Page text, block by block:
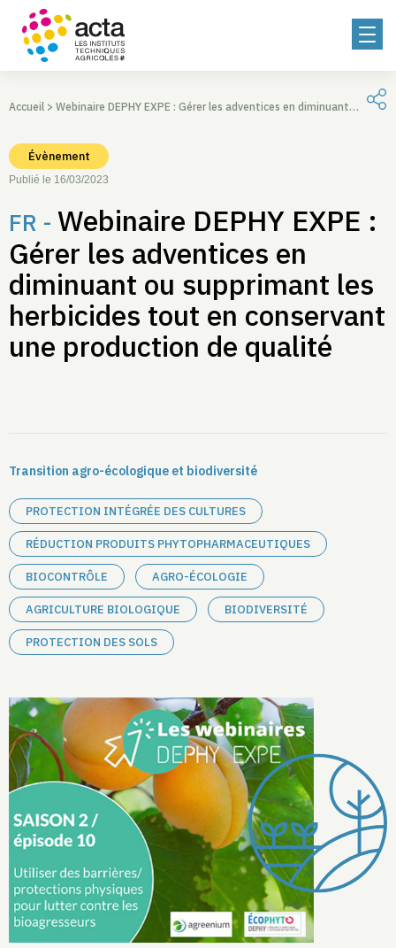
Accueil > Webinaire DEPHY EXPE : Gérer les adventices en diminuant ou supprimant les herbicides tout en conservant une production de qualité
Évènement
Publié le 16/03/2023
FR - Webinaire DEPHY EXPE :
Gérer les adventices en
diminuant ou supprimant les
herbicides tout en conservant
une production de qualité
Transition agro-écologique et biodiversité
PROTECTION INTÉGRÉE DES CULTURES
RÉDUCTION PRODUITS PHYTOPHARMACEUTIQUES
BIOCONTRÔLE AGRO-ÉCOLOGIE
AGRICULTURE BIOLOGIQUE BIODIVERSITÉ
PROTECTION DES SOLS